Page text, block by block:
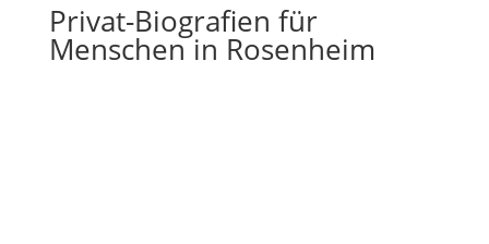
Privat-Biografien für
Menschen in Rosenheim